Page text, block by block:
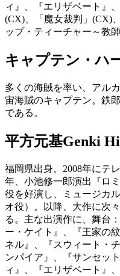
ィ』、『エリザベート』
(CX)、「魔女裁判」(CX)
ップ・ティーチャー～教
キャプテン・ハ
多くの海賊を率い、アル
宙海賊のキャプテン。鉄
である。
平方元基Genki
福岡県出身。2008年にテ
年、小池修一郎演出『ロ
役を好演し、ミュージカ
オ役）。以降、大作に次
る。主な出演作に、舞台
ー・ケイト』、『王家の
ネル』、『スウィート・
ンパイア』、『サンセッ
ィ』、『エリザベート』